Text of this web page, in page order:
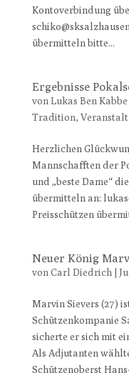
Kontoverbindung
übermitteln bitte...
Ergebnisse
von Lukas Ben Kabbe
Tradition,
Herzlichen
Mannschafften der
und „beste Dame“
übermitteln an:
Preisschützen
Neuer König
von Carl Diedrich
Marvin Sievers (27)
Schützenkompanie
sicherte er sich mit
Als Adjutanten
Schützenoberst